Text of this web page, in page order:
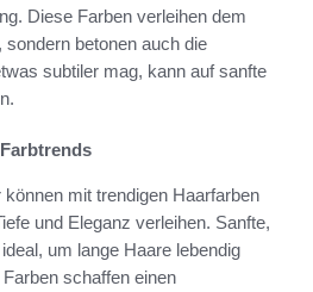
Diese Farben verleihen dem
betonen auch die
subtiler mag, kann auf sanfte
können mit trendigen Haarfarben
und Eleganz verleihen. Sanfte,
um lange Haare lebendig
schaffen einen